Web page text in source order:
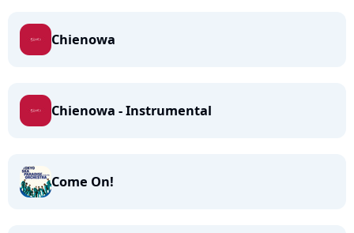
Chienowa
Chienowa - Instrumental
Come On!